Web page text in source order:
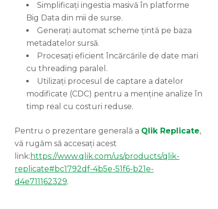
Simplificați ingestia masivă în platforme
Big Data din mii de surse.
Generați automat scheme țintă pe baza
metadatelor sursă.
Procesați eficient încărcările de date mari
cu threading paralel.
Utilizați procesul de captare a datelor
modificate (CDC) pentru a menține analize în
timp real cu costuri reduse.
Pentru o prezentare generală a Qlik Replicate,
vă rugăm să accesați acest
link: https://www.qlik.com/us/products/qlik-
replicate#bc1792df-4b5e-51f6-b21e-
d4e711162329.